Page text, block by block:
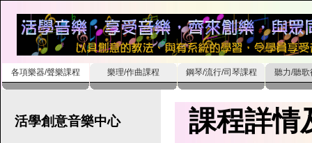
各項樂器/聲樂課程 樂理/作曲課程 鋼琴/流行/司琴課程 聽力/聽
活學創意音樂中心 課程詳情